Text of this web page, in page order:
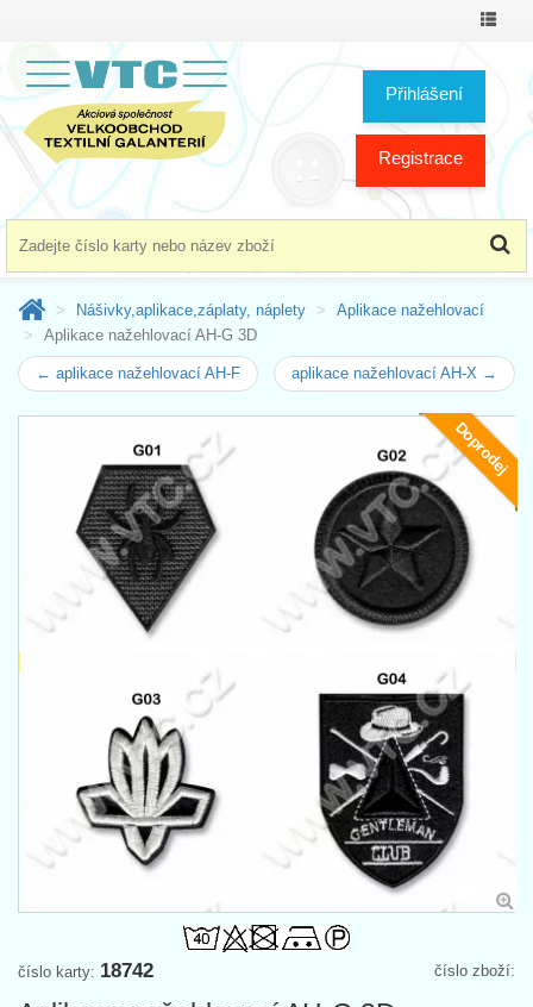
Přihlášení
Registrace
Nášivky,aplikace,záplaty, náplety
Aplikace nažehlovací
Aplikace nažehlovací AH-G 3D
← aplikace nažehlovací AH-F aplikace nažehlovací AH-X →
Doprodej
číslo zboží:
číslo karty: 18742